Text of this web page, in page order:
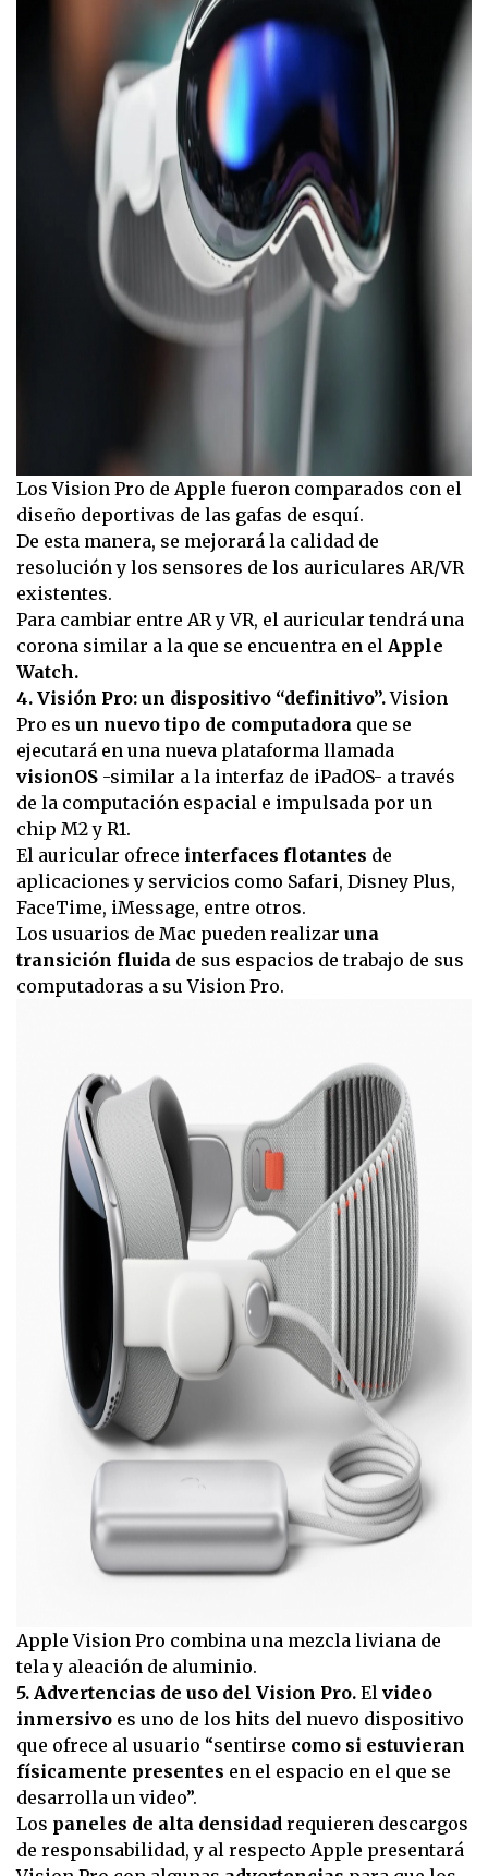
Los Vision Pro de Apple fueron comparados con el
diseño deportivas de las gafas de esquí.
De esta manera, se mejorará la calidad de
resolución y los sensores de los auriculares AR/VR
existentes.
Para cambiar entre AR y VR, el auricular tendrá una
corona similar a la que se encuentra en el Apple
Watch.
4. Visión Pro: un dispositivo “definitivo”.Vision
Pro es un nuevo tipo de computadora que se
ejecutará en una nueva plataforma llamada
visionOS -similar a la interfaz de iPadOS- a través
de la computación espacial e impulsada por un
chip M2 y R1.
El auricular ofrece interfaces flotantes de
aplicaciones y servicios como Safari, Disney Plus,
FaceTime, iMessage, entre otros.
Los usuarios de Mac pueden realizar una
transición fluida de sus espacios de trabajo de sus
computadoras a su Vision Pro.
Apple Vision Pro combina una mezcla liviana de
tela y aleación de aluminio.
5. Advertencias de uso del Vision Pro. El video
inmersivo es uno de los hits del nuevo dispositivo
que ofrece al usuario “sentirse como si estuvieran
físicamente presentes en el espacio en el que se
desarrolla un video”.
Los paneles de alta densidad requieren descargos
de responsabilidad, y al respecto Apple presentará